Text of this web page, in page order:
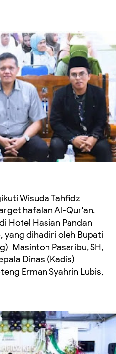
Wisuda Tahfidz
hafalan Al-Qur'an.
Hotel Hasian Pandan
yang dihadiri oleh Bupati
Masinton Pasaribu, SH,
Dinas (Kadis)
Erman Syahrin Lubis,